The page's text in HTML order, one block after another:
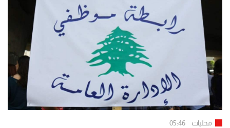
محليات 05:46